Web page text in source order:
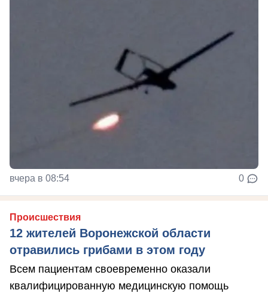
вчера в 08:54 0
Происшествия
12 жителей Воронежской области
отравились грибами в этом году
Всем пациентам своевременно оказали
квалифицированную медицинскую помощь